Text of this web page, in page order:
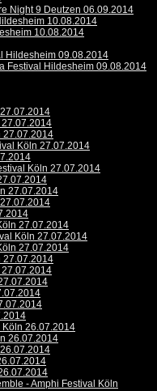
Night 9 Deutzen 06.09.2014
10.08.2014
10.08.2014
Hildesheim 09.08.2014
Festival Hildesheim 09.08.2014
27.07.2014
27.07.2014
Köln 27.07.2014
Köln 27.07.2014
27.07.2014
27.07.2014
Köln 27.07.2014
27.07.2014
27.07.2014
27.07.2014
Köln 26.07.2014
26.07.2014
- Amphi Festival Köln